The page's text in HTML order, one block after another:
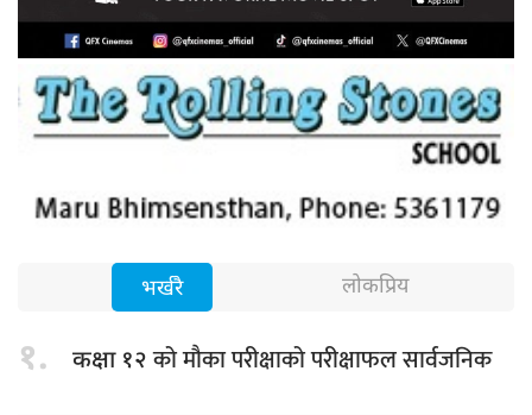
भर्खरै लोकप्रिय
१. कक्षा १२को मौका परीक्षाको परीक्षाफल सार्वजनिक